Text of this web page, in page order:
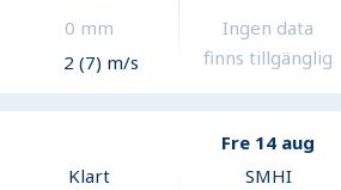
0 mm
2 (7) m/s
Ingen data
finns tillgänglig
Fre 14 aug
Klart
SMHI